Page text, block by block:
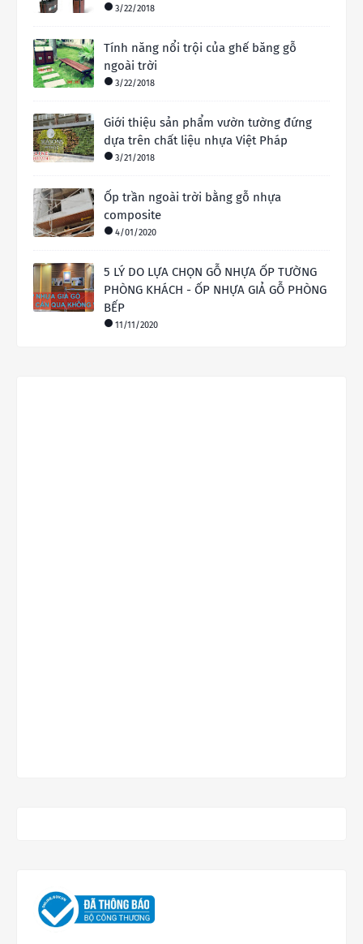
3/22/2018
Tính năng nổi trội của ghế băng gỗ
ngoài trời
3/22/2018
Giới thiệu sản phẩm vườn tường đứng
dựa trên chất liệu nhựa Việt Pháp
3/21/2018
Ốp trần ngoài trời bằng gỗ nhựa
composite
4/01/2020
5 LÝ DO LỰA CHỌN GỖ NHỰA ỐP TƯỜNG
PHÒNG KHÁCH - ỐP NHỰA GIẢ GỖ PHÒNG
BẾP
11/11/2020